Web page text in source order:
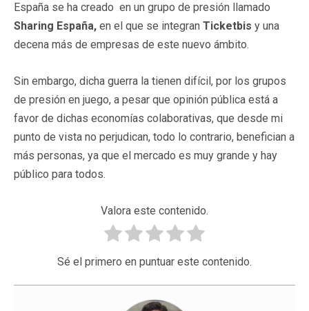
España se ha creado en un grupo de presión llamado
Sharing España, en el que se integran Ticketbis y una
decena más de empresas de este nuevo ámbito.
Sin embargo, dicha guerra la tienen difícil, por los grupos
de presión en juego, a pesar que opinión pública está a
favor de dichas economías colaborativas, que desde mi
punto de vista no perjudican, todo lo contrario, benefician a
más personas, ya que el mercado es muy grande y hay
público para todos.
Valora este contenido.
Sé el primero en puntuar este contenido.